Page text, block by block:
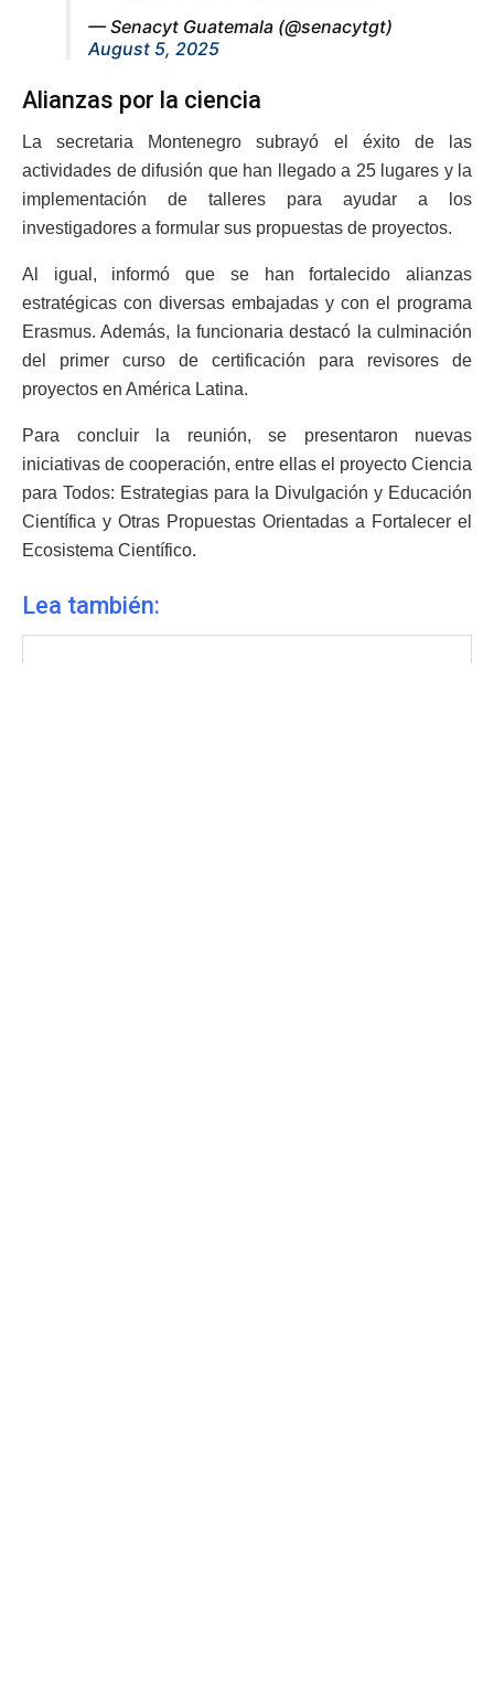
— Senacyt Guatemala (@senacytgt)
August 5, 2025
Alianzas por la ciencia
La secretaria Montenegro subrayó el éxito de las
actividades de difusión que han llegado a 25 lugares y la
implementación de talleres para ayudar a los
investigadores a formular sus propuestas de proyectos.
Al igual, informó que se han fortalecido alianzas
estratégicas con diversas embajadas y con el programa
Erasmus. Además, la funcionaria destacó la culminación
del primer curso de certificación para revisores de
proyectos en América Latina.
Para concluir la reunión, se presentaron nuevas
iniciativas de cooperación, entre ellas el proyecto Ciencia
para Todos: Estrategias para la Divulgación y Educación
Científica y Otras Propuestas Orientadas a Fortalecer el
Ecosistema Científico.
Lea también: